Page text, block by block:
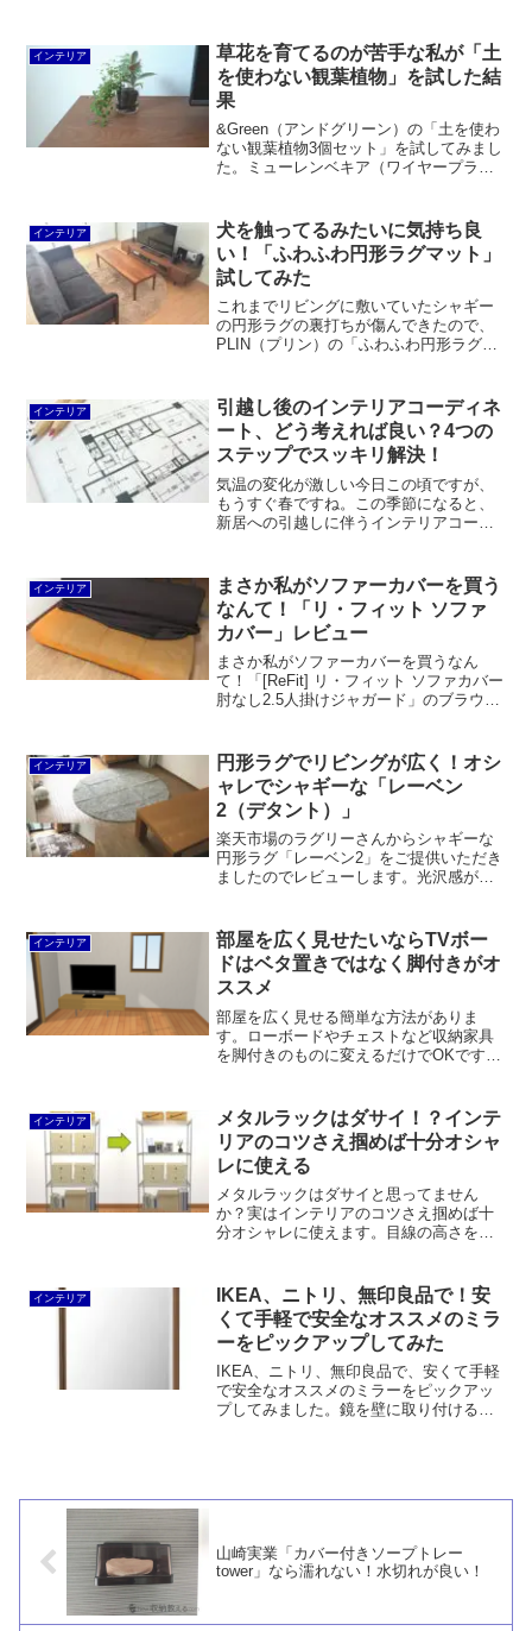
でないといけません。
インテリア
草花を育てるのが苦手な私が「土
を使わない観葉植物」を試した結
果
&Green（アンドグリーン）の「土を使わ
ない観葉植物3個セット」を試してみまし
た。ミューレンベキア（ワイヤープラン
ノキ）。草花を育てるのが苦手な私でも
水をやるだけでOK。土を交換したり肥料
をやる必要もありません。
インテリア
犬を触ってるみたいに気持ち良
い！「ふわふわ円形ラグマット」
試してみた
これまでリビングに敷いていたシャギー
の円形ラグの裏打ちが傷んできたので、
PLIN（プリン）の「ふわふわ円形ラグマ
にウレタンが入っているのか、踏み心地
も気持ち良いです。おまけに軽くて安
い！
インテリア
引越し後のインテリアコーディネ
ート、どう考えれば良い？4つの
ステップでスッキリ解決！
気温の変化が激しい今日この頃ですが、
もうすぐ春ですね。この季節になると、
新居への引越しに伴うインテリアコーデ
テリアコーディネートの基本は変わりま
せん。ただ、引越したから...
インテリア
まさか私がソファーカバーを買う
なんて！「リ・フィット ソファ
カバー」レビュー
まさか私がソファーカバーを買うなん
て！「[ReFit] リ・フィット ソファカバー
肘なし2.5人掛けジャガード」のブラウン
いし、見た目もかなり良くなりました。
触り心地も良いです。
インテリア
円形ラグでリビングが広く！オシ
ャレでシャギーな「レーベン
2（デタント）」
楽天市場のラグリーさんからシャギーな
円形ラグ「レーベン2」をご提供いただき
ましたのでレビューします。光沢感があ
広く見えます。正式な商品名はデタン
ト。販売元は荻原、製造元は泉州・泉大
津市の吉田房織物と思われます。
インテリア
部屋を広く見せたいならTVボー
ドはベタ置きではなく脚付きがオ
ススメ
部屋を広く見せる簡単な方法がありま
す。ローボードやチェストなど収納家具
を脚付きのものに変えるだけでOKです。
インテリア
メタルラックはダサイ！？インテ
リアのコツさえ掴めば十分オシャ
レに使える
メタルラックはダサイと思ってません
か？実はインテリアのコツさえ掴めば十
分オシャレに使えます。目線の高さを意
めたり、本の表紙をディスプレイすると
効果的です。
インテリア
IKEA、ニトリ、無印良品で！安
くて手軽で安全なオススメのミラ
ーをピックアップしてみた
IKEA、ニトリ、無印良品で、安くて手軽
で安全なオススメのミラーをピックアッ
プしてみました。鏡を壁に取り付けると
山崎実業「カバー付きソープトレー
tower」なら濡れない！水切れが良い！